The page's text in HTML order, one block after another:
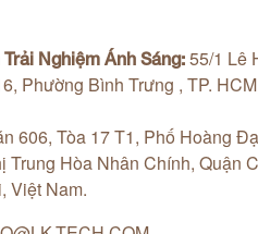
Trải Nghiệm Ánh Sáng:55/1 Lê
Phường Bình Trưng , TP.
606, Tòa 17 T1, Phố Hoàng
Trung Hòa Nhân Chính, Quận
Việt Nam.